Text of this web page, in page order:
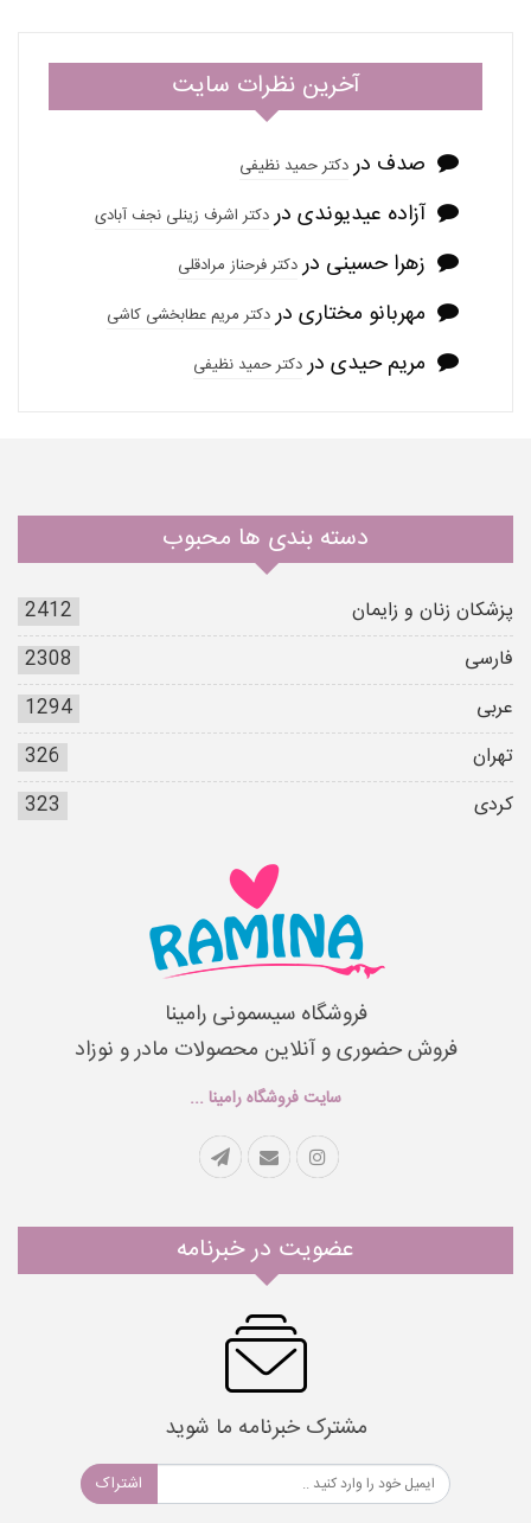
آخرین نظرات سایت
صدف دردکتر حمید نظیفی
آزاده عیدیوندی دردکتر اشرف زینلی نجف آبادی
زهرا حسینی دردکتر فرحناز مرادقلی
مهربانو مختاری دردکتر مریم عطابخشی کاشی
مریم حیدی دردکتر حمید نظیفی
دسته بندی ها محبوب
پزشکان زنان و زایمان
2412
فارسی
2308
عربی
1294
تهران
326
کردی
323
فروشگاه سیسمونی رامینا
فروش حضوری و آنلاین محصولات مادر و نوزاد
سایت فروشگاه رامینا ...
عضویت در خبرنامه
مشترک خبرنامه ما شوید
اشتراک